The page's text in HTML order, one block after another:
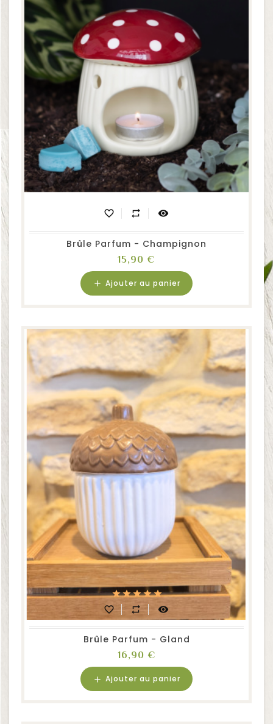
favorite_border repeat visibility
Brûle Parfum - Champignon
Prix
15,90 €
add Ajouter au panier
favorite_border repeat visibility
Brûle Parfum - Gland
Prix
16,90 €
add Ajouter au panier